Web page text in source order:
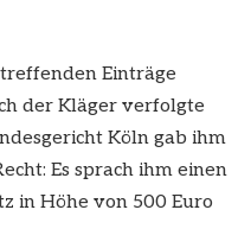
Einträge
der Kläger verfolgte
Köln gab ihm
Es sprach ihm einen
in Höhe von 500 Euro